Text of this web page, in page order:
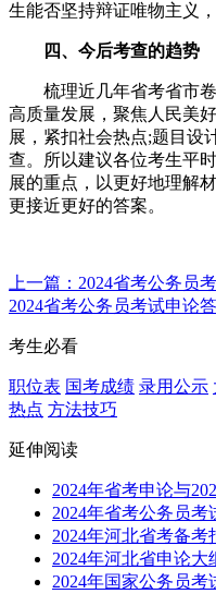
生能否坚持辩证唯物主义
四、今后考查的趋势
梳理近几年省考省市
高质量发展，聚焦人民美
展，紧扣社会热点;题目设
查。所以建议各位考生平
展的重点，以更好地理解
更接近更好的答案。
上一篇：2024省考公务员
2024省考公务员考试申论
考生必看
职位表 国考成绩 录用公示
热点 方法技巧
延伸阅读
2024年省考申论与
2024年省考公务员
2024年河北省考备考
2024年河北省申论
2024年国家公务员